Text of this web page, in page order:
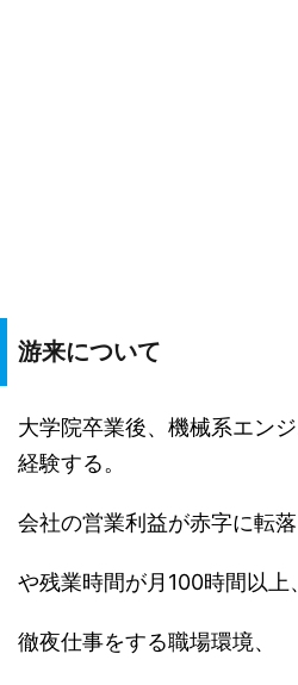
游来について
大学院卒業後、機械系エン
経験する。
会社の営業利益が赤字に転
や残業時間が月100時間以上、
徹夜仕事をする職場環境、